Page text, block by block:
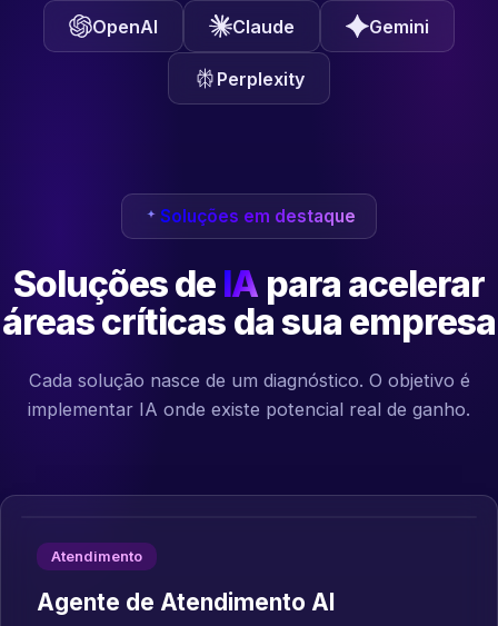
OpenAI Claude Gemini
Perplexity
Soluções em destaque
Soluções de IA para acelerar
áreas críticas da sua empresa
Cada solução nasce de um diagnóstico. O objetivo é
implementar IA onde existe potencial real de ganho.
Atendimento
Agente de Atendimento AI